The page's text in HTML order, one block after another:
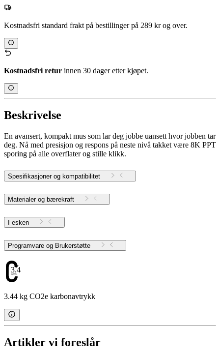
Kostnadsfri standard frakt på bestillinger på 289 kr og over.
Kostnadsfri retur innen 30 dager etter kjøpet.
Beskrivelse
En avansert, kompakt mus som lar deg jobbe uansett hvor jobben tar
deg. Nå med presisjon og respons på neste nivå takket være 8K PPT
sporing på alle overflater og stille klikk.
Spesifikasjoner og kompatibilitet
Materialer og bærekraft
I esken
Programvare og Brukerstøtte
3.44
3.44 kg CO2e karbonavtrykk
Artikler vi foreslår